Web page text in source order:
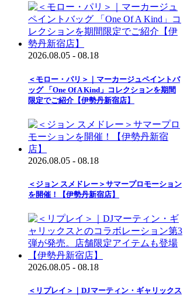
2026.08.05 - 08.18
＜モロー・パリ＞｜マーカージュペイントバ
ッグ 「One Of A Kind」コレクションを期間
限定でご紹介【伊勢丹新宿店】
2026.08.05 - 08.18
＜ジョン スメドレー＞サマープロモーション
を開催！【伊勢丹新宿店】
2026.08.05 - 08.18
＜リプレイ＞｜DJマーティン・ギャリックス